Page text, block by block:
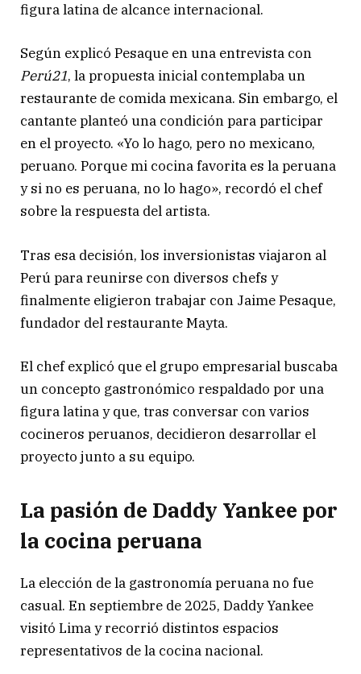
figura latina de alcance internacional.
Según explicó Pesaque en una entrevista con
Perú21, la propuesta inicial contemplaba un
restaurante de comida mexicana. Sin embargo, el
cantante planteó una condición para participar
en el proyecto. «Yo lo hago, pero no mexicano,
peruano. Porque mi cocina favorita es la peruana
y si no es peruana, no lo hago», recordó el chef
sobre la respuesta del artista.
Tras esa decisión, los inversionistas viajaron al
Perú para reunirse con diversos chefs y
finalmente eligieron trabajar con Jaime Pesaque,
fundador del restaurante Mayta.
El chef explicó que el grupo empresarial buscaba
un concepto gastronómico respaldado por una
figura latina y que, tras conversar con varios
cocineros peruanos, decidieron desarrollar el
proyecto junto a su equipo.
La pasión de Daddy Yankee por
la cocina peruana
La elección de la gastronomía peruana no fue
casual. En septiembre de 2025, Daddy Yankee
visitó Lima y recorrió distintos espacios
representativos de la cocina nacional.